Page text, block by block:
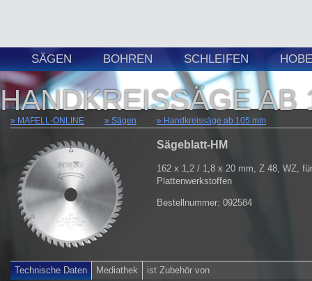
SÄGEN BOHREN SCHLEIFEN
HANDKREISSÄGE AB
MAFELL-ONLINE Sägen Handkreissäge ab 105 mm
Sägeblatt-HM
162 x 1,2 / 1,8 x 20 mm, Z 48, WZ,
Plattenwerkstoffen
Bestellnummer: 092584
Technische Daten Mediathek ist Zubehör von